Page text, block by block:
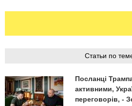
Статьи по
Посланці
активними,
переговорів, -